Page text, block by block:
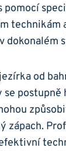
pomocí⁤
technikám
dokonalém
od
se postupně
zápach.‌